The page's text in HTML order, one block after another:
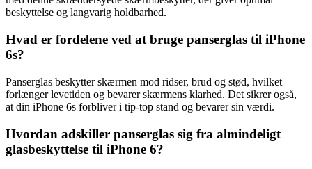
beskyttelse og langvarig holdbarhed.
Hvad er fordelene ved at bruge panserglas til iPhone
6s?
Panserglas beskytter skærmen mod ridser, brud og stød, hvilket
forlænger levetiden og bevarer skærmens klarhed. Det sikrer også,
at din iPhone 6s forbliver i tip-top stand og bevarer sin værdi.
Hvordan adskiller panserglas sig fra almindeligt
glasbeskyttelse til iPhone 6?